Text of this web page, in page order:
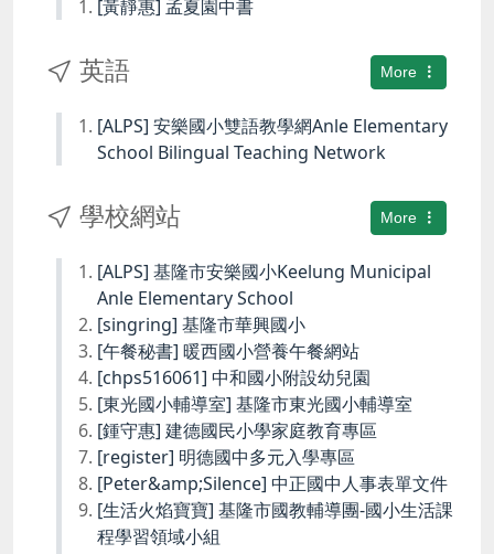
[黃靜惠] 孟夏園中書
More
英語
[ALPS] 安樂國小雙語教學網Anle Elementary
School Bilingual Teaching Network
More
學校網站
[ALPS] 基隆市安樂國小Keelung Municipal
Anle Elementary School
[singring] 基隆市華興國小
[午餐秘書] 暖西國小營養午餐網站
[chps516061] 中和國小附設幼兒園
[東光國小輔導室] 基隆市東光國小輔導室
[鍾守惠] 建德國民小學家庭教育專區
[register] 明德國中多元入學專區
[Peter&amp;Silence] 中正國中人事表單文件
[生活火焰寶寶] 基隆市國教輔導團-國小生活課
程學習領域小組